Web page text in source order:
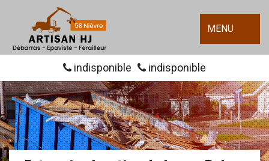
MENU
indisponible indisponible